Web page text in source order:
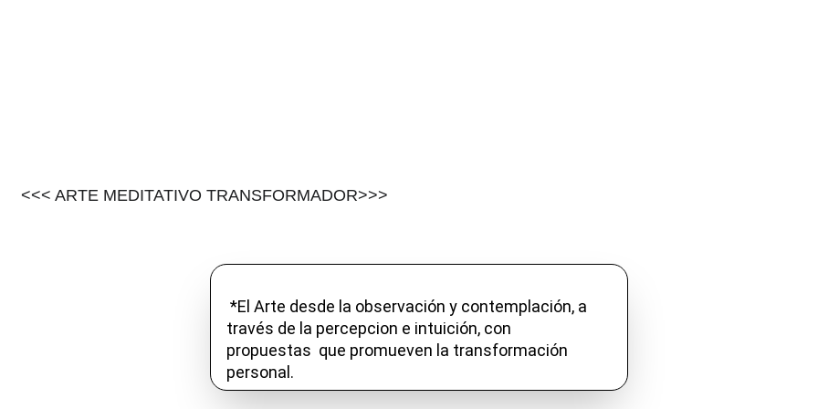
<<< ARTE MEDITATIVO TRANSFORMADOR>>>
través de la percepcion e intuición, con
propuestas  que promueven la transformación
personal.